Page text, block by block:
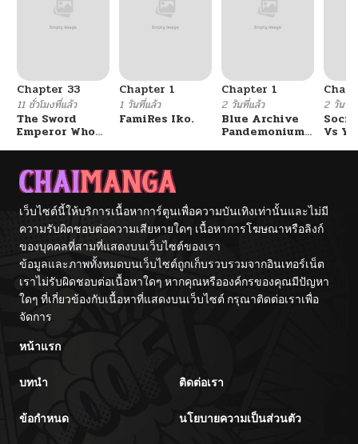
Chapter 33
11 ชั่วโมงที่แล้ว
The Sword
Emperor Who
จักรพรรดิเทพดาบ
ผงาดเหนือชาติภพ
Chapter 1
1 วันที่แล้ว
FamiRes Iko.
Chapter 1
2 วันที่แล้ว
Blue Archive
Pandemonium
2 วันที่แ
Vs
เว็บไซต์นี้ให้บริการเนื้อหาการ์ตูนเพื่อความบันเทิงเท่านั้นและไม่มี
ความรับผิดชอบต่อความเสียหายใดๆ เนื้อหาการโฆษณาหรือลิงก์
ของบุคคลที่สามที่แสดงบนเว็บไซต์ของเรา
ข้อมูลและภาพทั้งหมดบนเว็บไซต์ถูกเก็บรวบรวมจากอินเทอร์เน็ต
เราไม่รับผิดชอบต่อเนื้อหาใดๆ หากคุณหรือองค์กรของคุณมีปัญหา
ใดๆ ที่เกี่ยวข้องกับเนื้อหาที่แสดงบนเว็บไซต์ กรุณาติดต่อเราเพื่อ
จัดการ
หน้าแรก
บทนำ ติดต่อเรา
ข้อกำหนด นโยบายความเป็นส่วนตัว